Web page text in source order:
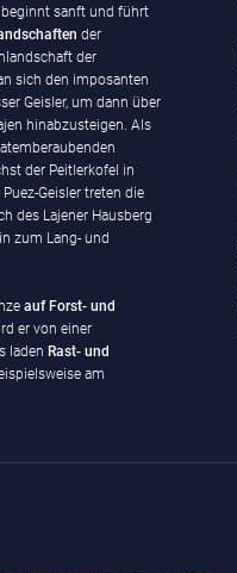
beginnt sanft und führt
der
der
sich den imposanten
Geisler, um dann über
hinabzusteigen. Als
der Peitlerkofel in
Geisler treten die
des Lajener Hausberg
zum Lang- und
auf Forst- und
er von einer
laden Rast- und
am